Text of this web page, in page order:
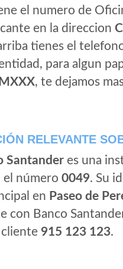
el numero de
en la direccion
tienes el
para algun
, te dejamos
RELEVANTE
Santander es una
el número 0049. Su
en Paseo de
con Banco
915 123 123.